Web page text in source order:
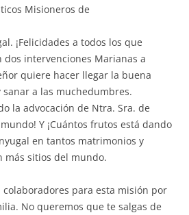
Misioneros de
¡Felicidades a todos los que
dos intervenciones Marianas a
quiere hacer llegar la buena
sanar a las muchedumbres.
la advocación de Ntra. Sra. de
Y ¡Cuántos frutos está dando
en tantos matrimonios y
más sitios del mundo.
colaboradores para esta misión por
No queremos que te salgas de